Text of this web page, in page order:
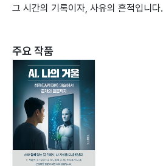
그 시간의 기록이자, 사유의 흔적입니다.
주요 작품